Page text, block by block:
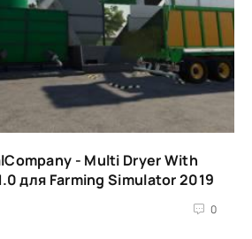
- Multi Dryer With
для Farming Simulator 2019
0